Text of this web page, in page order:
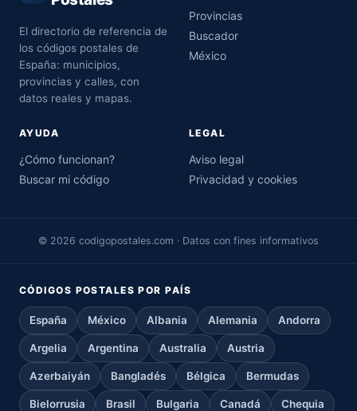
El directorio de referencia de
los códigos postales de
España: municipios,
provincias y calles, con
datos reales y mapas.
Provincias
Buscador
México
AYUDA
¿Cómo funcionan?
Buscar mi código
LEGAL
Aviso legal
Privacidad y cookies
© 2026 codigopostales.com · Datos con fines informativos
CÓDIGOS POSTALES POR PAÍS
España México Albania Alemania Andorra
Argelia Argentina Australia Austria
Azerbaiyán Bangladés Bélgica Bermudas
Bielorrusia Brasil Bulgaria Canadá Chequia